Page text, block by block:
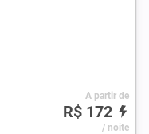
A partir de
R$ 172
/ noite